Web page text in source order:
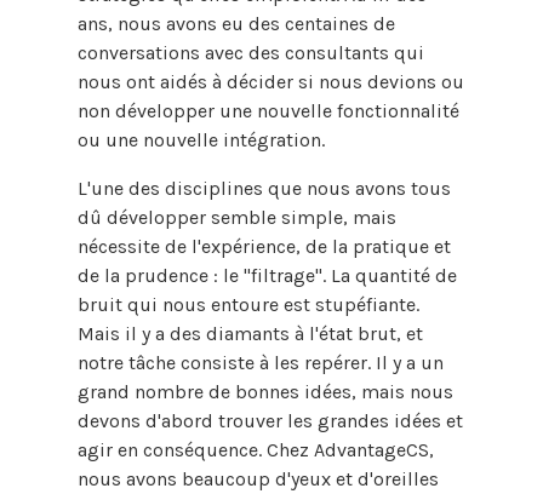
ans, nous avons eu des centaines de
conversations avec des consultants qui
nous ont aidés à décider si nous devions ou
non développer une nouvelle fonctionnalité
ou une nouvelle intégration.
L'une des disciplines que nous avons tous
dû développer semble simple, mais
nécessite de l'expérience, de la pratique et
de la prudence : le "filtrage". La quantité de
bruit qui nous entoure est stupéfiante.
Mais il y a des diamants à l'état brut, et
notre tâche consiste à les repérer. Il y a un
grand nombre de bonnes idées, mais nous
devons d'abord trouver les grandes idées et
agir en conséquence. Chez AdvantageCS,
nous avons beaucoup d'yeux et d'oreilles